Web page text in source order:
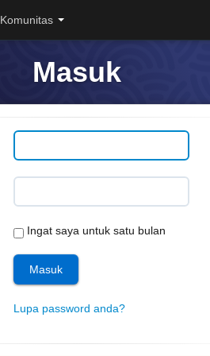
Komunitas
Masuk
Ingat saya untuk satu bulan
Lupa password anda?